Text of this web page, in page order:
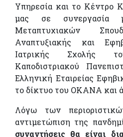
Υπηρεσία και το Κέντρο
μας σε συνεργασία
Μεταπτυχιακών
Αναπτυξιακής και
Ιατρικής Σχολής
Καποδιστριακού
Ελληνική Εταιρείας
το δίκτυο του ΟΚΑΝΑ και
Λόγω των
αντιμετώπιση της
συναντήσεις θα είναι